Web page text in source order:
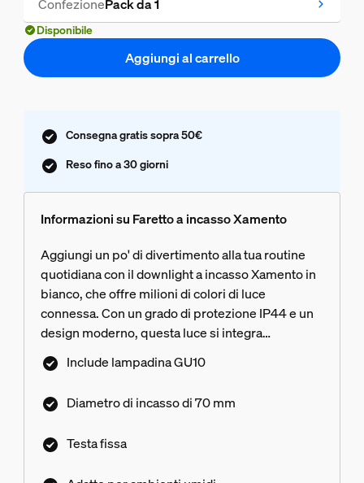
ConfezionePack da 1
Disponibile
Aggiungi al carrello
Consegna gratis sopra 50€
Reso fino a 30 giorni
Informazioni su Faretto a incasso Xamento
Aggiungi un po' di divertimento alla tua routine
quotidiana con il downlight a incasso Xamento in
bianco, che offre milioni di colori di luce
connessa. Con un grado di protezione IP44 e un
design moderno, questa luce si integra
perfettamente nell'arredamento di qualsiasi
bagno.
Include lampadina GU10
Diametro di incasso​ di 70 mm
Testa fissa